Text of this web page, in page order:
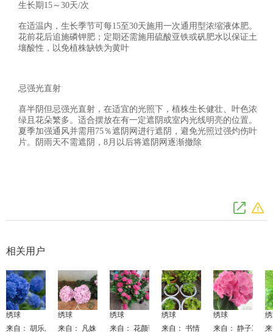
生长期15～30天/次
在适温内，生长季节可每15至30天施用一次通用型浓缩液体肥。
花前花后追施磷钾肥；定期还需施用硫酸亚铁或矾肥水以保证土
壤酸性，以免植株缺铁为黄叶
忌强光直射
喜半阴但忌强光直射，在适宜的光照下，植株生长健壮、叶色浓
绿且花朵繁多。适合摆放在有一定遮阴或室内光线明亮的位置。
夏季加强通风并需用75％遮阴网进行遮阴，避免光照过强灼伤叶
片。阴雨天不需遮阴，8月以后将遮阴网逐渐撤除
相关用户
绣球
来自： 胡乐乐
绣球
来自： 凡姝
绣球
来自： 花颜诱人醉
绣球
来自： 书情
绣球
来自： 静子325